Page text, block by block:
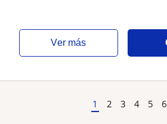
ver más
1 2 3 4 5 6